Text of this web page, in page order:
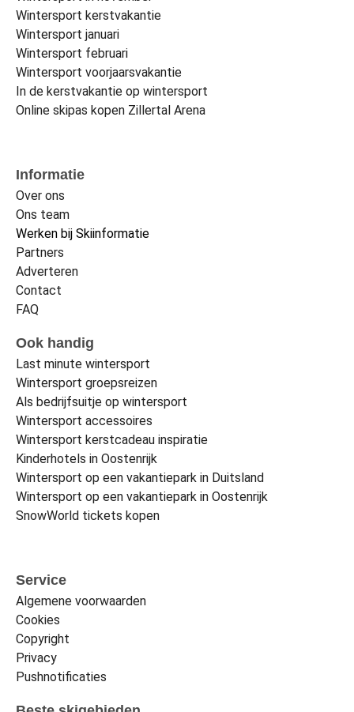
Wintersport kerstvakantie
Wintersport januari
Wintersport februari
Wintersport voorjaarsvakantie
In de kerstvakantie op wintersport
Online skipas kopen Zillertal Arena
Informatie
Over ons
Ons team
Werken bij Skiinformatie
Partners
Adverteren
Contact
FAQ
Ook handig
Last minute wintersport
Wintersport groepsreizen
Als bedrijfsuitje op wintersport
Wintersport accessoires
Wintersport kerstcadeau inspiratie
Kinderhotels in Oostenrijk
Wintersport op een vakantiepark in Duitsland
Wintersport op een vakantiepark in Oostenrijk
SnowWorld tickets kopen
Service
Algemene voorwaarden
Cookies
Copyright
Privacy
Pushnotificaties